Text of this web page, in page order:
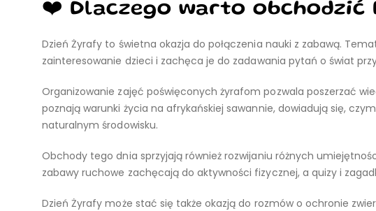
❤️ Dlaczego warto obchodzić
Dzień Żyrafy to świetna okazja do połączenia nauki z zabawą.
zainteresowanie dzieci i zachęca je do zadawania pytań o świat
Organizowanie zajęć poświęconych żyrafom pozwala poszerzać
poznają warunki życia na afrykańskiej sawannie, dowiadują się,
naturalnym środowisku.
Obchody tego dnia sprzyjają również rozwijaniu różnych
zabawy ruchowe zachęcają do aktywności fizycznej, a quizy i
Dzień Żyrafy może stać się także okazją do rozmów o ochronie